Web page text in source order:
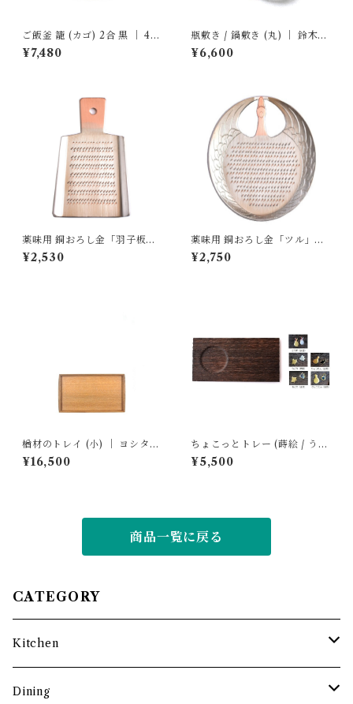
ご飯釜 籠 (カゴ) 2合 黒 ｜ 4th
-market
¥7,480
瓶敷き / 鍋敷き (丸) ｜ 鈴木盛
久工房
¥6,600
薬味用 銅おろし金「羽子板」
｜ 大矢製作所
¥2,530
薬味用 銅おろし金「ツル」｜
大矢製作所
¥2,750
楢材のトレイ (小) ｜ ヨシタ手
工業デザイン室
¥16,500
ちょこっとトレー (蒔絵 / うさ
ぎ・千鳥・ひょうたん) ｜ 岩
本清商店
¥5,500
商品一覧に戻る
CATEGORY
Kitchen
調理道具
Dining